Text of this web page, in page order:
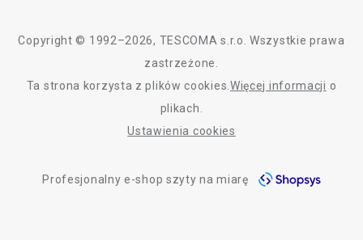
Mycie i sprzątanie
Czas spędzany na świeżym powietrzu
Graficzne oznaczenie produktów
Polityka prywatności
Copyright © 1992–2026, TESCOMA s.r.o. Wszystkie prawa
zastrzeżone.
Ta strona korzysta z plików cookies. Więcej informacji o
plikach.
Ustawienia cookies
Profesjonalny e-shop szyty na miarę